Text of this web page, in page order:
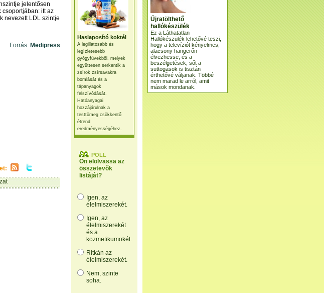
Haslaposító koktél
A legillatosabb és
legízletesebb
gyógyfűvekből, melyek
együttesen serkentik a
zsírok zsírsavakra
bomlását és a
tápanyagok
felszívódását.
Hatóanyagai
hozzájárulnak a
testtömeg csökkentő
étrend
eredményességéhez.
POLL
Ön elolvassa az
összetevők
listáját?
Igen, az
élelmiszerekét.
Igen, az
élelmiszerekét
és a
kozmetikumokét.
Ritkán az
élelmiszerekét.
Nem, szinte
soha.
jelentősen
csoportjában: itt az
nevezett LDL szintje
Forrás: Medipress
Újratölthető
hallókészülék
Ez a Láthatatlan
Hallókészülék lehetővé teszi,
hogy a televíziót kényelmes,
alacsony hangerőn
élvezhesse, és a
beszélgetések, sőt a
suttogások is tisztán
érthetővé váljanak. Többé
nem marad le arról, amit
mások mondanak.